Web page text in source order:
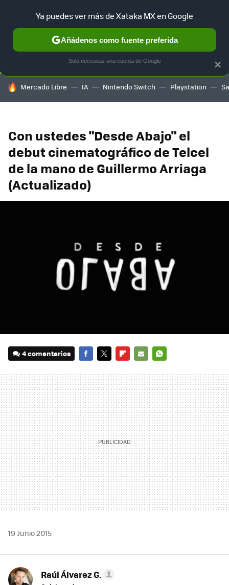
SELECCIÓN GAMING HOME AUTO TERRITORIO
HOY SE HABLA DE
Mercado Libre IA Nintendo Switch Playstation
Con ustedes "Desde Abajo" el
debut cinematográfico de Telcel
de la mano de Guillermo Arriaga
(Actualizado)
4 comentarios
MAIL
19 Junio 2015
Raúl Álvarez G.
×
Ya puedes ver más de Xataka MX en Google
Añádenos como fuente preferida
Solo necesitas una cuenta de Google